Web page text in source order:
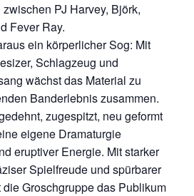
PJ Harvey, Björk,
Fever Ray.
ein körperlicher Sog: Mit
Schlagzeug und
wächst das Material zu
Banderlebnis zusammen.
zugespitzt, neu geformt
eigene Dramaturgie
eruptiver Energie. Mit starker
Spielfreude und spürbarer
Groschgruppe das Publikum